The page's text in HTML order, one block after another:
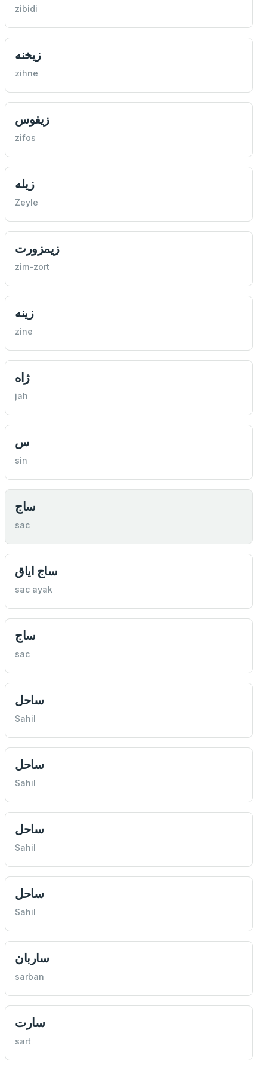
zibidi
زیخنه
zihne
زیفوس
zifos
زيله
Zeyle
زيمزورت
zim-zort
زينه
zine
ژاه
jah
س
sin
ساج
sac
ساج اياق
sac ayak
ساج
sac
ساحل
Sahil
ساحل
Sahil
ساحل
Sahil
ساحل
Sahil
ساربان
sarban
سارت
sart